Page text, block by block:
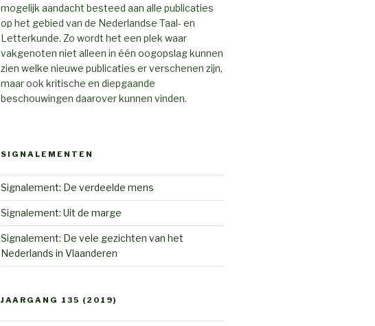
mogelijk aandacht besteed aan alle publicaties
op het gebied van de Nederlandse Taal- en
Letterkunde. Zo wordt het een plek waar
vakgenoten niet alleen in één oogopslag kunnen
zien welke nieuwe publicaties er verschenen zijn,
maar ook kritische en diepgaande
beschouwingen daarover kunnen vinden.
SIGNALEMENTEN
Signalement: De verdeelde mens
Signalement: Uit de marge
Signalement: De vele gezichten van het
Nederlands in Vlaanderen
JAARGANG 135 (2019)